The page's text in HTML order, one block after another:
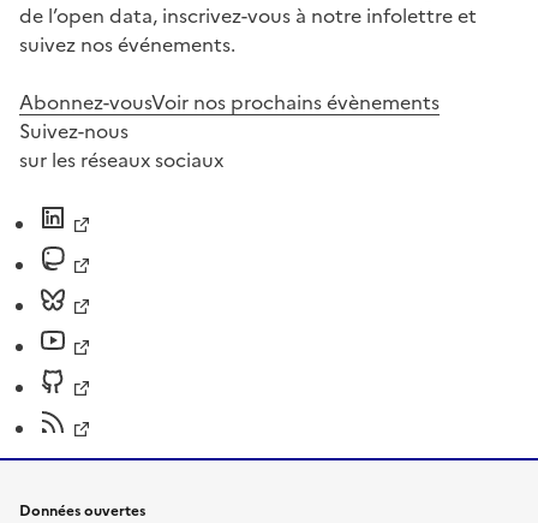
de l’open data, inscrivez-vous à notre infolettre et
suivez nos événements.
Abonnez-vousVoir nos prochains évènements
Suivez-nous
sur les réseaux sociaux
Données ouvertes